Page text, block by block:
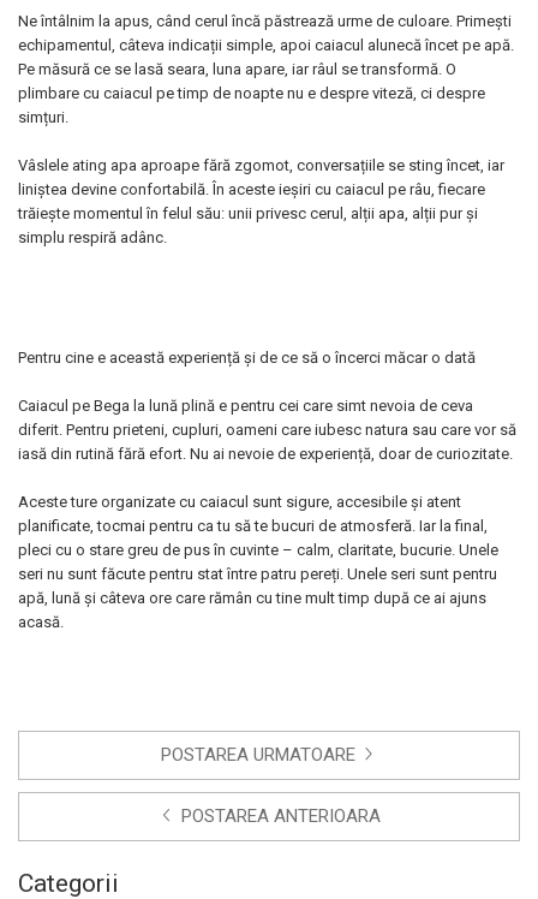
Ne întâlnim la apus, când cerul încă păstrează urme de culoare. Primești
echipamentul, câteva indicații simple, apoi caiacul alunecă încet pe apă.
Pe măsură ce se lasă seara, luna apare, iar râul se transformă. O
plimbare cu caiacul pe timp de noapte nu e despre viteză, ci despre
simțuri.
Vâslele ating apa aproape fără zgomot, conversațiile se sting încet, iar
liniștea devine confortabilă. În aceste ieșiri cu caiacul pe râu, fiecare
trăiește momentul în felul său: unii privesc cerul, alții apa, alții pur și
simplu respiră adânc.
Pentru cine e această experiență și de ce să o încerci măcar o dată
Caiacul pe Bega la lună plină e pentru cei care simt nevoia de ceva
diferit. Pentru prieteni, cupluri, oameni care iubesc natura sau care vor să
iasă din rutină fără efort. Nu ai nevoie de experiență, doar de curiozitate.
Aceste ture organizate cu caiacul sunt sigure, accesibile și atent
planificate, tocmai pentru ca tu să te bucuri de atmosferă. Iar la final,
pleci cu o stare greu de pus în cuvinte – calm, claritate, bucurie. Unele
seri nu sunt făcute pentru stat între patru pereți. Unele seri sunt pentru
apă, lună și câteva ore care rămân cu tine mult timp după ce ai ajuns
acasă.
POSTAREA URMATOARE
POSTAREA ANTERIOARA
Categorii